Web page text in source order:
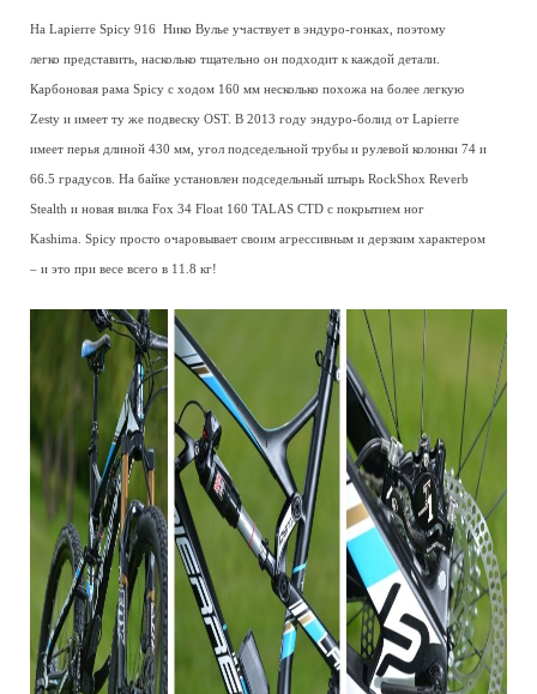
На Lapierre Spicy 916 Нико Вулье участвует в эндуро-гонках, поэтому
легко представить, насколько тщательно он подходит к каждой детали.
Карбоновая рама Spicy с ходом 160 мм несколько похожа на более легкую
Zesty и имеет ту же подвеску OST. В 2013 году эндуро-болид от Lapierre
имеет перья длиной 430 мм, угол подседельной трубы и рулевой колонки 74 и
66.5 градусов. На байке установлен подседельный штырь RockShox Reverb
Stealth и новая вилка Fox 34 Float 160 TALAS CTD с покрытием ног
Kashima. Spicy просто очаровывает своим агрессивным и дерзким характером
– и это при весе всего в 11.8 кг!